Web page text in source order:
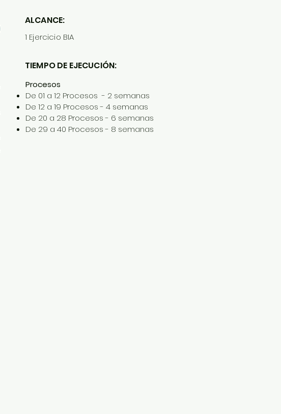
ALCANCE:
1 Ejercicio BIA
TIEMPO DE EJECUCIÓN:
Procesos
De 01 a 12 Procesos - 2 semanas
De 12 a 19 Procesos - 4 semanas
De 20 a 28 Procesos - 6 semanas
De 29 a 40 Procesos - 8 semanas